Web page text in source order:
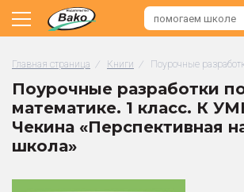
Главная страница / Книги / Поурочные
Поурочные разработки
математике. 1 класс. К
Чекина «Перспективная
школа»